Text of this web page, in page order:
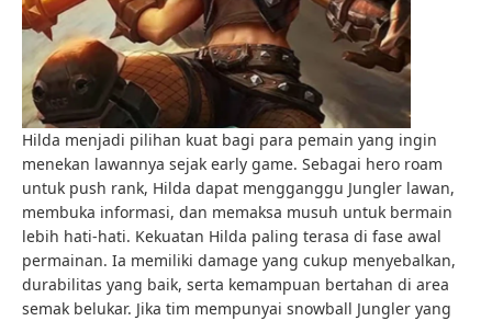
Hilda menjadi pilihan kuat bagi para pemain yang ingin
menekan lawannya sejak early game. Sebagai hero roam
untuk push rank, Hilda dapat mengganggu Jungler lawan,
membuka informasi, dan memaksa musuh untuk bermain
lebih hati-hati. Kekuatan Hilda paling terasa di fase awal
permainan. Ia memiliki damage yang cukup menyebalkan,
durabilitas yang baik, serta kemampuan bertahan di area
semak belukar. Jika tim mempunyai snowball Jungler yang